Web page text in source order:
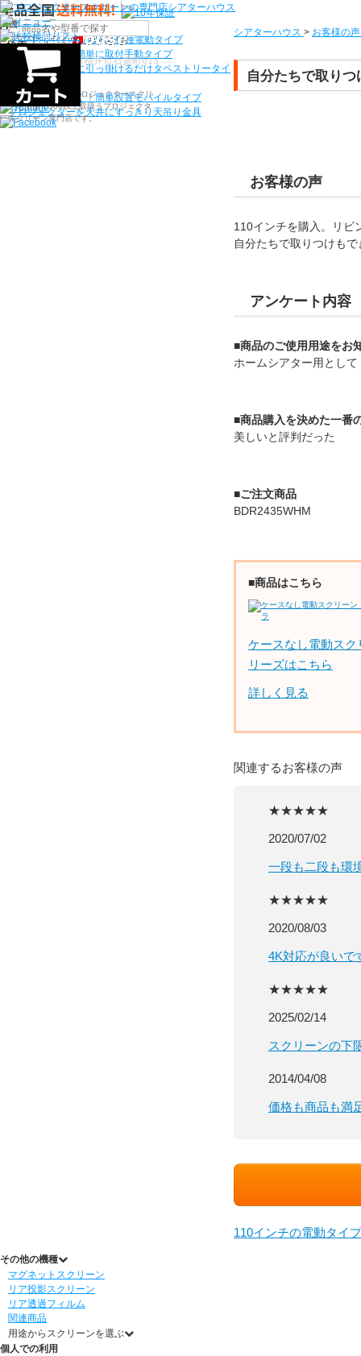
検索
シアターハウス > お客様の声
自分たちで取り
お客様の声
110インチを購入。リビ
自分たちで取りつけも
アンケート内容
■商品のご使用用途をお
ホームシアター用として
■商品購入を決めた一番
美しいと評判だった
■ご注文商品
BDR2435WHM
■商品はこちら
ケースなし電動ス
リーズはこちら
詳しく見る
関連するお客様の声
★★★★★
2020/07/02
一段も二段も環
★★★★★
2020/08/03
4K対応が良いで
★★★★★
2025/02/14
スクリーンの下
2014/04/08
価格も商品も満
110インチの電動タイ
機種から選ぶ
シアターハウス人気NO1機種電動タイプ
電源工事なしで簡単に取付手動タイプ
ネジ付きフックに引っ掛けるだけタペストリータイ
持ち運びらくらく！簡単設置モバイルタイプ
プロジェクターを天井にすっきり 天吊り金具
その他の機種
マグネットスクリーン
リア投影スクリーン
リア透過フィルム
関連商品
用途からスクリーンを選ぶ
個人での利用
〒910-0122 福井県福井市石盛町613
シアターハウスは、プロジェクタースクリ
ーンを全部で500以上取扱うプロジェクタ
ースクリーン専門店です。